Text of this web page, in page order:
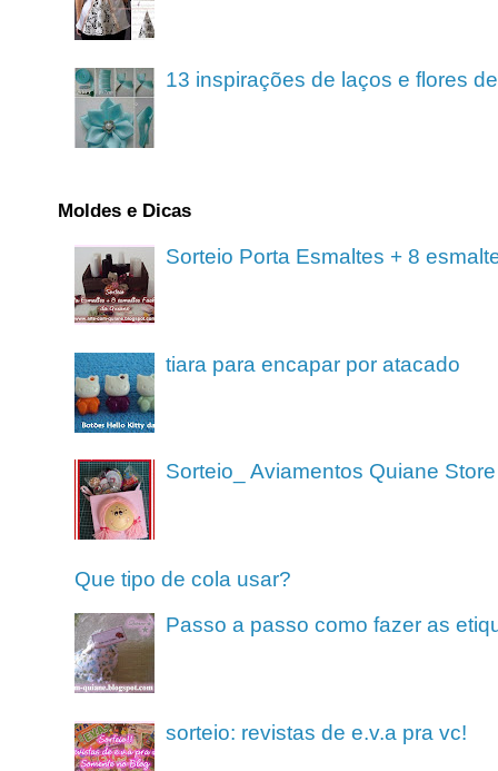
13 inspirações de laços e flores
Moldes e Dicas
Sorteio Porta Esmaltes + 8
tiara para encapar por atacado
Sorteio_ Aviamentos Quiane Store
Que tipo de cola usar?
Passo a passo como fazer as
sorteio: revistas de e.v.a pra vc!